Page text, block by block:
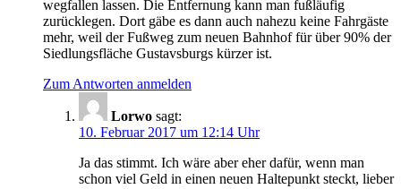
wegfallen lassen. Die Entfernung kann man fußläufig
zurücklegen. Dort gäbe es dann auch nahezu keine Fahrgäste
mehr, weil der Fußweg zum neuen Bahnhof für über 90% der
Siedlungsfläche Gustavsburgs kürzer ist.
Zum Antworten anmelden
Lorwo sagt:
10. Februar 2017 um 12:14 Uhr
Ja das stimmt. Ich wäre aber eher dafür, wenn man
schon viel Geld in einen neuen Haltepunkt steckt, lieber